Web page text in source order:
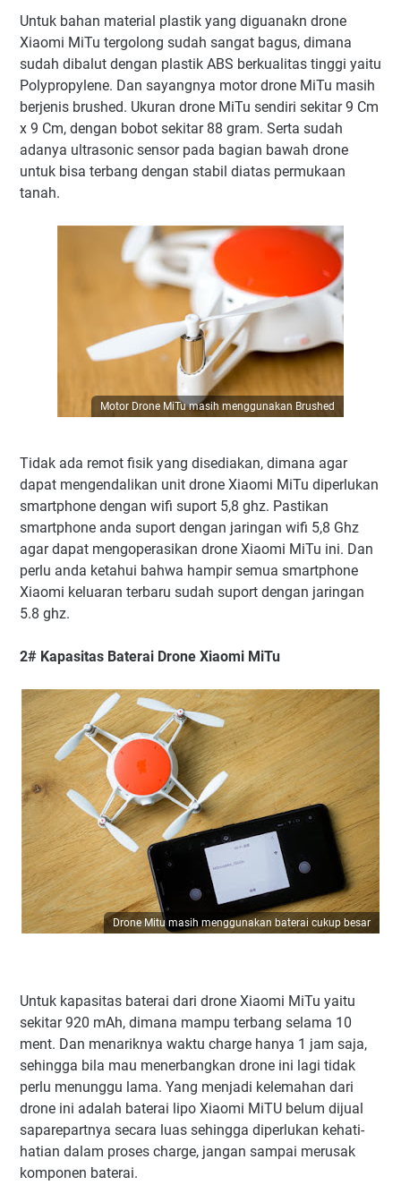
Untuk bahan material plastik yang diguanakn drone
Xiaomi MiTu tergolong sudah sangat bagus, dimana
sudah dibalut dengan plastik ABS berkualitas tinggi yaitu
Polypropylene. Dan sayangnya motor drone MiTu masih
berjenis brushed. Ukuran drone MiTu sendiri sekitar 9 Cm
x 9 Cm, dengan bobot sekitar 88 gram. Serta sudah
adanya ultrasonic sensor pada bagian bawah drone
untuk bisa terbang dengan stabil diatas permukaan
tanah.
Motor Drone MiTu masih menggunakan Brushed
Tidak ada remot fisik yang disediakan, dimana agar
dapat mengendalikan unit drone Xiaomi MiTu diperlukan
smartphone dengan wifi suport 5,8 ghz. Pastikan
smartphone anda suport dengan jaringan wifi 5,8 Ghz
agar dapat mengoperasikan drone Xiaomi MiTu ini. Dan
perlu anda ketahui bahwa hampir semua smartphone
Xiaomi keluaran terbaru sudah suport dengan jaringan
5.8 ghz.
2# Kapasitas Baterai Drone Xiaomi MiTu
Drone Mitu masih menggunakan baterai cukup besar
Untuk kapasitas baterai dari drone Xiaomi MiTu yaitu
sekitar 920 mAh, dimana mampu terbang selama 10
ment. Dan menariknya waktu charge hanya 1 jam saja,
sehingga bila mau menerbangkan drone ini lagi tidak
perlu menunggu lama. Yang menjadi kelemahan dari
drone ini adalah baterai lipo Xiaomi MiTU belum dijual
saparepartnya secara luas sehingga diperlukan kehati-
hatian dalam proses charge, jangan sampai merusak
komponen baterai.